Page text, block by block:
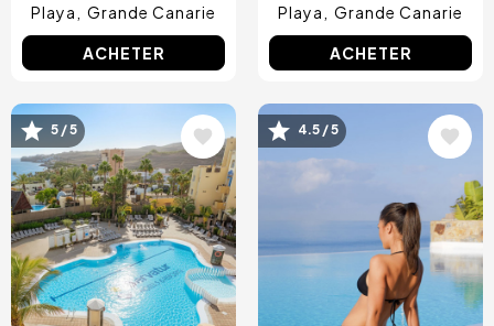
Playa
Grande Canarie
ACHETER
Playa
Grande Canarie
ACHETER
Image
5 / 5 Image
4.5 / 5